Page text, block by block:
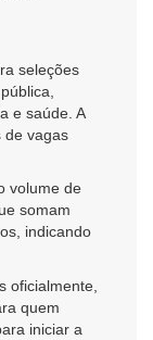
seleções
e saúde. A
de vagas
volume de
somam
indicando
oficialmente,
quem
iniciar a